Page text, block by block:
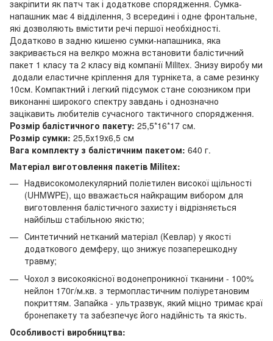
закріпити як патч так і додаткове спорядження. Сумка-
напашник має 4 відділення, 3 всередині і одне фронтальне,
які дозволяють вмістити речі першої необхідності.
Додатково в задню кишеню сумки-напашника, яка
закривається на велкро можна встановити балістичний
пакет 1 класу та 2 класу від компанії Militex. Знизу виробу ми
додали еластичне кріплення для турнікета, а саме резинку
10см. Компактний і легкий підсумок стане союзником при
виконанні широкого спектру завдань і однозначно
зацікавить любителів сучасного тактичного спорядження.
Розмір балістичного пакету: 25,5*16*17 см.
Розмір сумки: 25,5х19х6,5 см
Вага комплекту з балістичним пакетом: 640 г.
Матеріал виготовлення пакетів Militex:
Надвисокомолекулярний поліетилен високої щільності
(UHMWPE), що вважається найкращим вибором для
виготовлення балістичного захисту і відрізняється
найбільш стабільною якістю;
Синтетичний нетканий матеріал (Кевлар) у якості
додаткового демферу, що знижує позаперешкодну
травму;
Чохол з високоякісної водонепроникної тканини - 100%
нейлон 170г/м.кв. з термопластичним поліуретановим
покриттям. Запайка - ультразвук, який міцно тримає краї
бронепакету та забезпечує його надійність та якість.
Особливості виробництва: